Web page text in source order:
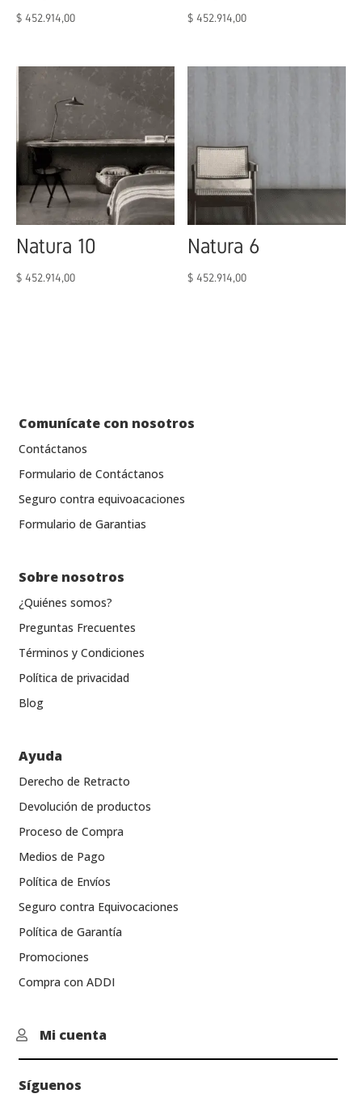
$ 452.914,00 $ 452.914,00
Natura 10
$ 452.914,00
Natura 6
$ 452.914,00
Comunícate con nosotros
Contáctanos
Formulario de Contáctanos
Seguro contra equivoacaciones
Formulario de Garantias
Sobre nosotros
¿Quiénes somos?
Preguntas Frecuentes
Términos y Condiciones
Política de privacidad
Blog
Ayuda
Derecho de Retracto
Devolución de productos
Proceso de Compra
Medios de Pago
Política de Envíos
Seguro contra Equivocaciones
Política de Garantía
Promociones
Compra con ADDI
 Mi cuenta
Síguenos